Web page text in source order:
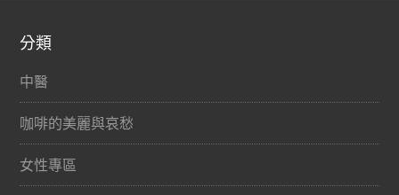
分類
中醫
咖啡的美麗與哀愁
女性專區